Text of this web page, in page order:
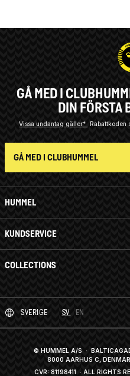
HUMMEL
KUNDSERVICE
COLLECTIONS
GÅ MED I
DIN FÖRSTA
Vissa undantag gäller* Rabattkoden
GÅ MED I CLUBHUMMEL
SVERIGE SV EN
© HUMMEL A/S ·
8000 AARHUS C,
CVR: 81198411 · ALL RIGHTS